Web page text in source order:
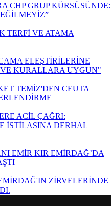
CHP GRUP KÜRSÜSÜNDE:
TERFİ VE ATAMA
ELEŞTİRİLERİNE
VE KURALLARA UYGUN"
TEMİZ'DEN CEUTA
ACİL ÇAĞRI:
İSTİLASINA DERHAL
EMİR KIR EMİRDAĞ’DA
ZİRVELERİNDE